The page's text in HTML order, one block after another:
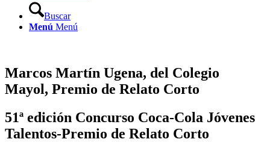
Buscar
Menú Menú
Marcos Martín Ugena, del Colegio
Mayol, Premio de Relato Corto
51ª edición Concurso Coca-Cola Jóvenes
Talentos-Premio de Relato Corto